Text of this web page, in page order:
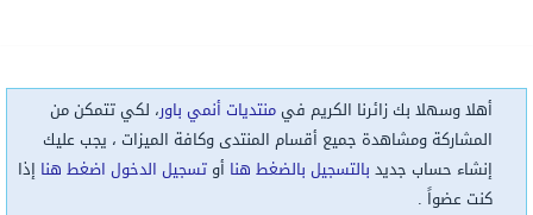
أهلا وسهلا بك زائرنا الكريم فيمنتديات أنمي باور، لكي تتمكن من
المشاركة ومشاهدة جميع أقسام المنتدى وكافة الميزات ، يجب عليك
إنشاء حساب جديد بالتسجيل بالضغط هنا أوتسجيل الدخول اضغط هنا إذا
كنت عضواً .